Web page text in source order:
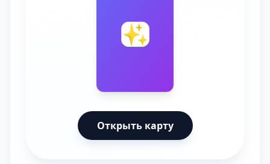
🔮
✨
Открыть карту